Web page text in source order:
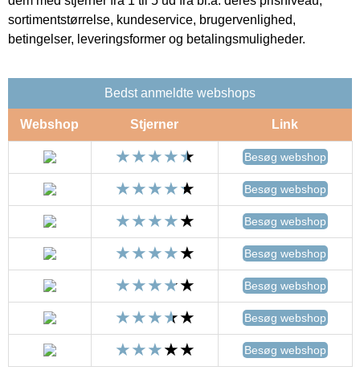
sortimentstørrelse, kundeservice, brugervenlighed,
betingelser, leveringsformer og betalingsmuligheder.
Bedst anmeldte webshops
Webshop Stjerner Link
Besøg webshop
Besøg webshop
Besøg webshop
Besøg webshop
Besøg webshop
Besøg webshop
Besøg webshop